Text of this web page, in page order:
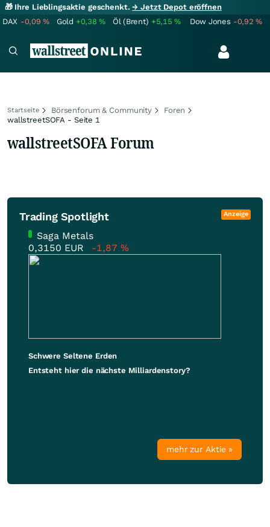
🎁 Ihre Lieblingsaktie geschenkt.→ Jetzt Depot eröffnen
DAX -0,09% Gold +0,38% Öl (Brent) +5,15% Dow Jones -0,92%
Startseite Börsenforum & Community
Foren
wallstreetSOFA - Seite 1
wallstreetSOFA Forum
Trading Spotlight Anzeige
Saga Metals
0,3150 EUR -1,87 %
Schwere Seltene Erden
Entsteht hier die nächste Milliardenstory?
mehr zur Aktie »